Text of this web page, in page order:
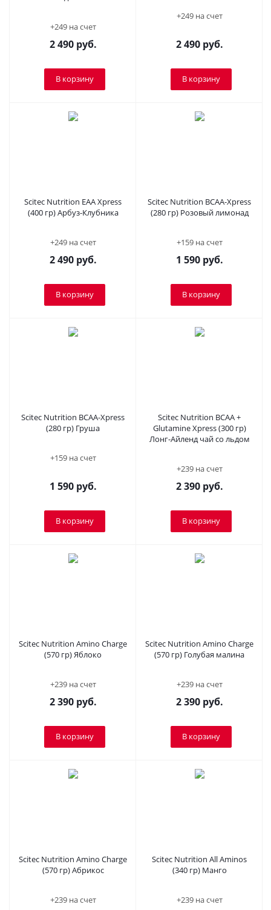
+249 на счет
2 490руб.
В корзину
+249 на счет
2 490руб.
В корзину
Scitec Nutrition EAA Xpress
(400 гр) Арбуз-Клубника
+249 на счет
2 490руб.
В корзину
Scitec Nutrition BCAA-Xpress
(280 гр) Розовый лимонад
+159 на счет
1 590руб.
В корзину
Scitec Nutrition BCAA-Xpress
(280 гр) Груша
+159 на счет
1 590руб.
В корзину
Scitec Nutrition BCAA +
Glutamine Xpress (300 гр)
Лонг-Айленд чай со льдом
+239 на счет
2 390руб.
В корзину
Scitec Nutrition Amino Charge
(570 гр) Яблоко
+239 на счет
2 390руб.
В корзину
Scitec Nutrition Amino Charge
(570 гр) Голубая малина
+239 на счет
2 390руб.
В корзину
Scitec Nutrition Amino Charge
(570 гр) Абрикос
+239 на счет
Scitec Nutrition All Aminos
(340 гр) Манго
+239 на счет